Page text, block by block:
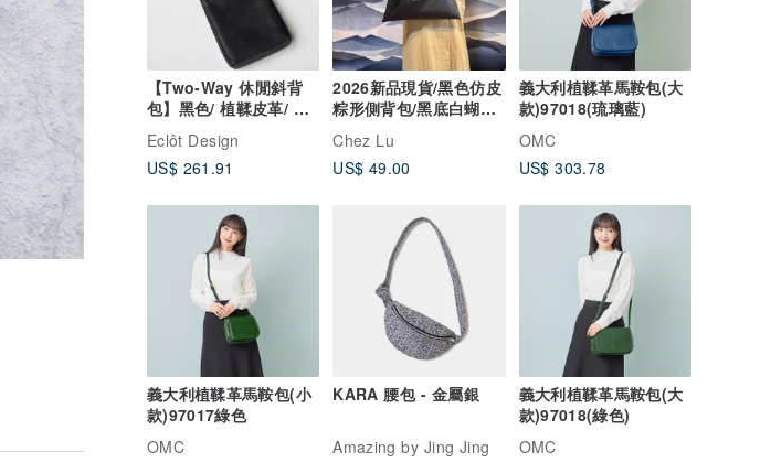
【Two-Way 休閒斜背
包】黑色/ 植鞣皮革/ 肩
背/ 斜背
Eclôt Design
US$ 261.91
2026新品現貨/黑色仿皮
粽形側背包/黑底白蝴蝶
結/加大尺寸
Chez Lu
US$ 49.00
義大利植鞣革馬鞍包(大
款)97018(琉璃藍)
OMC
US$ 303.78
義大利植鞣革馬鞍包(小
款)97017綠色
OMC
KARA 腰包 - 金屬銀
Amazing by Jing Jing
義大利植鞣革馬鞍包(大
款)97018(綠色)
OMC